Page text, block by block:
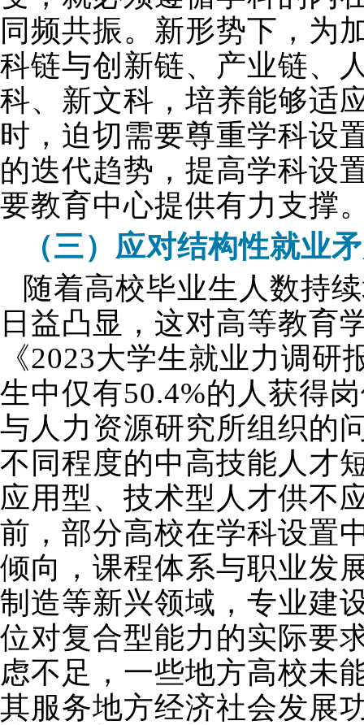
同频共振。新形势下，为
科链与创新链、产业链、
科、新文科，培养能够适
时，迫切需要尊重学科设
的迭代趋势，提高学科设
要教育中心提供有力支撑
（三）应对结构性就业
随着高校毕业生人数持
日益凸显，这对高等教育
《2023大学生就业力调
生中仅有50.4%的人获得
与人力资源研究所组织的
不同程度的中高技能人才
应用型、技术型人才供不
前，部分高校在学科设置
倾向，课程体系与职业发
制造等新兴领域，专业建
位对复合型能力的实际要
虑不足，一些地方高校未
其服务地方经济社会发展